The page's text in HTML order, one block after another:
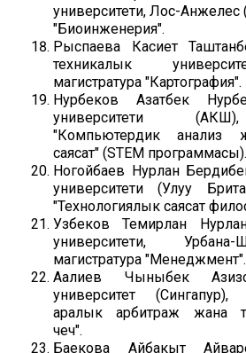
университети, Лос-Анжелес
"Биоинженерия".
Рыспаева Касиет
техникалык
магистратура "Картография".
Нурбеков Азатбек
университети
"Компьютердик анализ
саясат" (STEM программасы).
Ногойбаев Нурлан
университети (Улуу
"Технологиялык саясат
Узбеков Темирлан
университети,
магистратура "Менеджмент".
Аалиев Чыныбек
университет
аралык арбитраж жана
чечүү".
Баекова Айбакыт